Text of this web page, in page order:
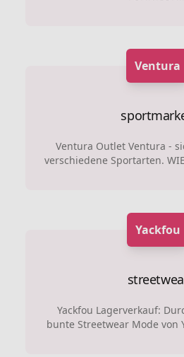
Ventura
Ventura Outlet Ventura -
verschiedene Sportarten.
Yackfou
Yackfou Lagerverkauf:
bunte Streetwear Mode von